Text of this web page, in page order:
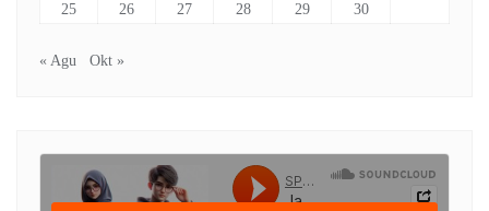
25
26 27 28 29 30
« Agu Okt »